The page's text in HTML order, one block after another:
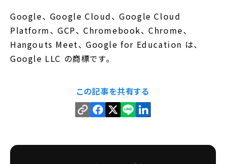
Google、 Google Cloud、 Google Cloud
Platform、 GCP、 Chromebook、 Chrome、
Hangouts Meet、 Google for Education は、
Google LLC の商標です。
この記事を共有する